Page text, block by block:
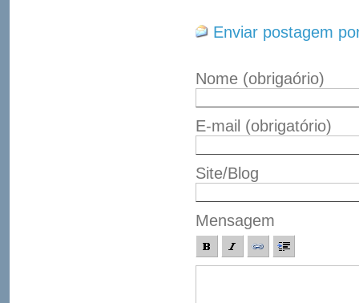
Enviar postagem
Nome (obrigaório)
E-mail (obrigatório)
Site/Blog
Mensagem